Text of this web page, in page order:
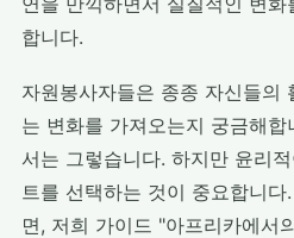
합니다.
자원봉사자들은 종종 자신들의
는 변화를 가져오는지 궁금해
서는 그렇습니다. 하지만 윤리
트를 선택하는 것이 중요합니
면, 저희 가이드 "아프리카에서